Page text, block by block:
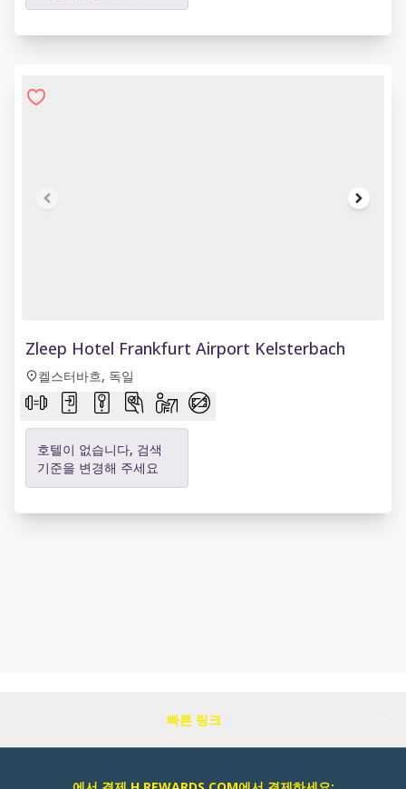
Zleep Hotel Frankfurt Airport Kelsterbach
켈스터바흐, 독일
호텔이 없습니다, 검색
기준을 변경해 주세요
빠른 링크